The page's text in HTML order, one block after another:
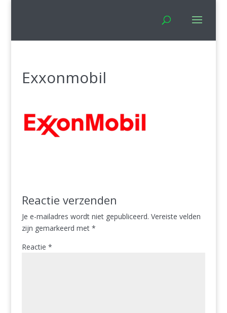
Exxonmobil
Reactie verzenden
Je e-mailadres wordt niet gepubliceerd. Vereiste velden
zijn gemarkeerd met *
Reactie *